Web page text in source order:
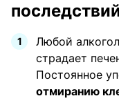
Любой
страдает
Постоянное
отмиранию